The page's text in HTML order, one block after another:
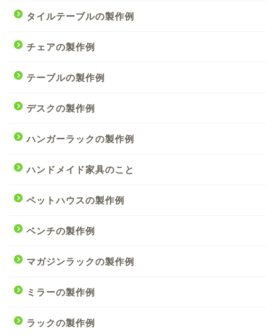
タイルテーブルの製作例
チェアの製作例
テーブルの製作例
デスクの製作例
ハンガーラックの製作例
ハンドメイド家具のこと
ペットハウスの製作例
ベンチの製作例
マガジンラックの製作例
ミラーの製作例
ラックの製作例